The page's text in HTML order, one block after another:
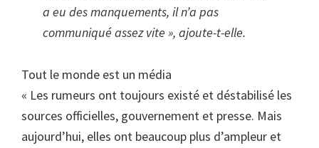
a eu des manquements, il n’a pas
communiqué assez vite », ajoute-t-elle.
Tout le monde est un média
« Les rumeurs ont toujours existé et déstabilisé les
sources officielles, gouvernement et presse. Mais
aujourd’hui, elles ont beaucoup plus d’ampleur et